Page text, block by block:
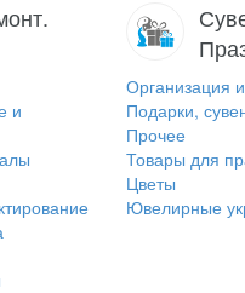
и
Организация
Подарки,
Прочее
Товары для
Цветы
Ювелирные